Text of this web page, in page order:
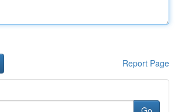
Report Page